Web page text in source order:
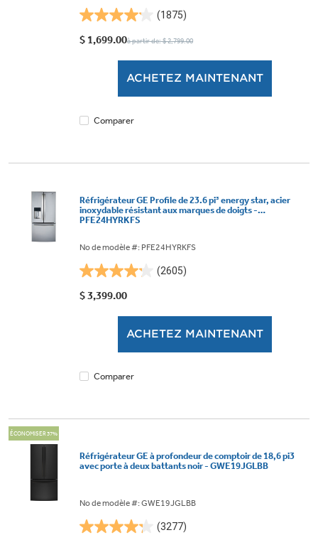
(1875)
4.1
étoile(s)
$ 1,699.00à partir de: $ 2,799.00
ACHETEZ MAINTENANT
Comparer
Réfrigérateur GE Profile de 23.6 pi³ energy star, acier
inoxydable résistant aux marques de doigts -
PFE24HYRKFS
No de modèle #: PFE24HYRKFS
(2605)
4.2
étoile(s)
$ 3,399.00
ACHETEZ MAINTENANT
Comparer
ÉCONOMISER 37%
Réfrigérateur GE à profondeur de comptoir de 18,6 pi3
avec porte à deux battants noir - GWE19JGLBB
No de modèle #: GWE19JGLBB
(3277)
4.2